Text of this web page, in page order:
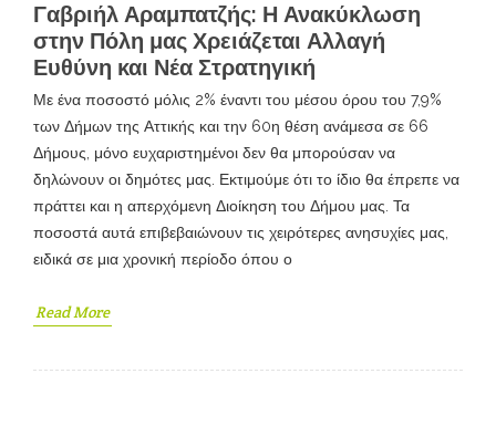
Γαβριήλ Αραμπατζής: Η Ανακύκλωση
στην Πόλη μας Χρειάζεται Αλλαγή
Ευθύνη και Νέα Στρατηγική
Με ένα ποσοστό μόλις 2% έναντι του μέσου όρου του 7,9%
των Δήμων της Αττικής και την 60η θέση ανάμεσα σε 66
Δήμους, μόνο ευχαριστημένοι δεν θα μπορούσαν να
δηλώνουν οι δημότες μας. Εκτιμούμε ότι το ίδιο θα έπρεπε να
πράττει και η απερχόμενη Διοίκηση του Δήμου μας. Τα
ποσοστά αυτά επιβεβαιώνουν τις χειρότερες ανησυχίες μας,
ειδικά σε μια χρονική περίοδο όπου ο
Read More